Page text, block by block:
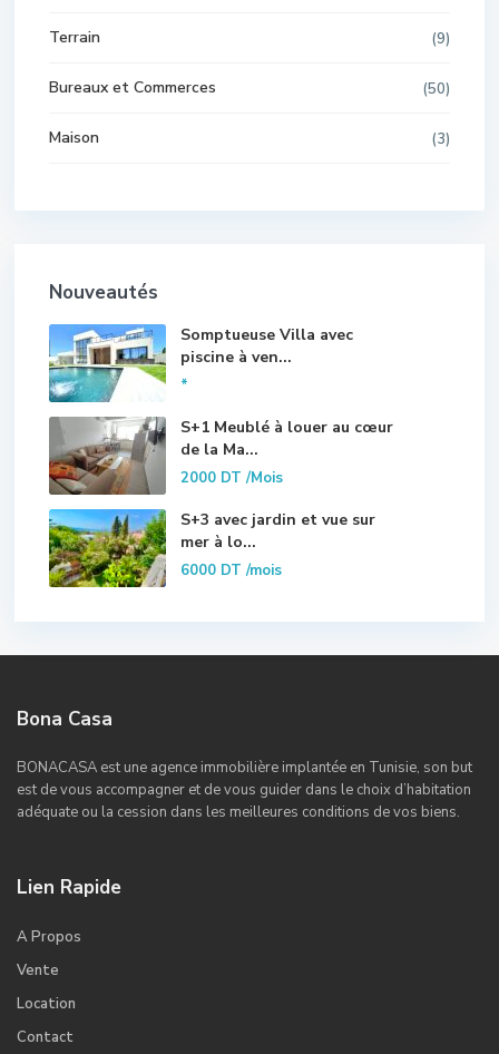
Terrain (9)
Bureaux et Commerces (50)
Maison (3)
Nouveautés
Somptueuse Villa avec
piscine à ven...
*
S+1 Meublé à louer au cœur
de la Ma...
2000 DT/Mois
S+3 avec jardin et vue sur
mer à lo...
6000 DT/mois
Bona Casa
BONACASA est une agence immobilière implantée en Tunisie, son but
est de vous accompagner et de vous guider dans le choix d’habitation
adéquate ou la cession dans les meilleures conditions de vos biens.
Lien Rapide
A Propos
Vente
Location
Contact